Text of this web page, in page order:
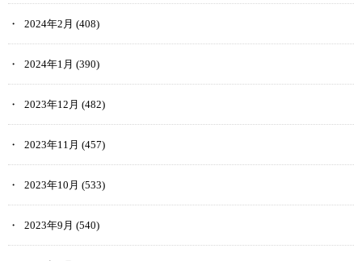
2024年2月 (408)
2024年1月 (390)
2023年12月 (482)
2023年11月 (457)
2023年10月 (533)
2023年9月 (540)